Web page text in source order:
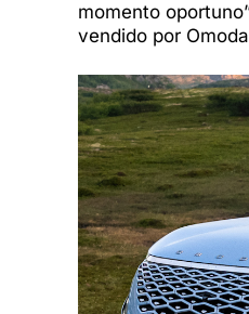
momento
vendido por